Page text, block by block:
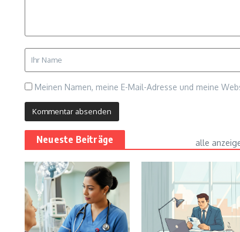
Meinen Namen, meine E-Mail-Adresse und meine
Neueste Beiträge alle